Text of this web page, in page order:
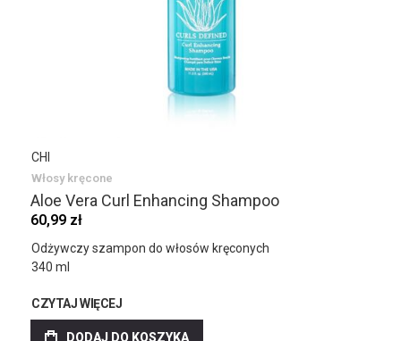
CHI
Włosy kręcone
Aloe Vera Curl Enhancing Shampoo
60,99 zł
Odżywczy szampon do włosów kręconych
340 ml
CZYTAJ WIĘCEJ
DODAJ DO KOSZYKA